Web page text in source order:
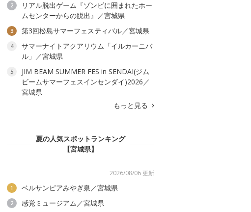
2
リアル脱出ゲーム『ゾンビに囲まれたホー
ムセンターからの脱出』／宮城県
3 第3回松島サマーフェスティバル／宮城県
4
サマーナイトアクアリウム「イルカーニバ
ル」／宮城県
5
JIM BEAM SUMMER FES in SENDAI(ジム
ビームサマーフェスインセンダイ)2026／
宮城県
もっと見る
夏の人気スポットランキング
【宮城県】
2026/08/06 更新
1 ベルサンピアみやぎ泉／宮城県
2 感覚ミュージアム／宮城県